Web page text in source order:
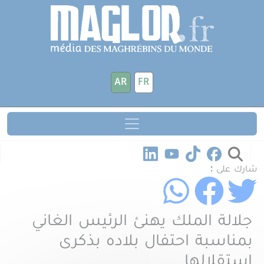
تجاوز إلى المحتوى الرئيسي
FR
AR
شارك على :
جلالة الملك يهنئ الرئيس الغاني
بمناسبة احتفال بلاده بذكرى
استقلالها
لوحة إدارة ملفات تعريف الارتباط